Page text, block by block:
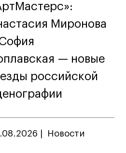
образовательной
«Универсальный
Миронова
— новые
российской
Новости